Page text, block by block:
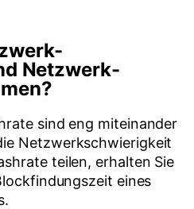
Netzwerk-
sind eng miteinander
Netzwerkschwierigkeit
teilen, erhalten Sie
eines